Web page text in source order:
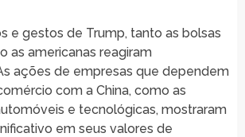
e gestos de Trump, tanto as bolsas
as americanas reagiram
ações de empresas que dependem
com a China, como as
e tecnológicas, mostraram
em seus valores de